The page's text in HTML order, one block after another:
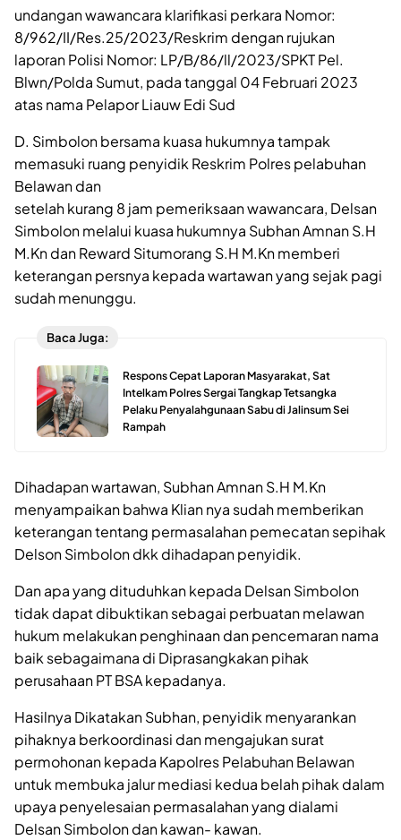
undangan wawancara klarifikasi perkara Nomor:
8/962/II/Res.25/2023/Reskrim dengan rujukan
laporan Polisi Nomor: LP/B/86/ll/2023/SPKT Pel.
Blwn/Polda Sumut, pada tanggal 04 Februari 2023
atas nama Pelapor Liauw Edi Sud
D. Simbolon bersama kuasa hukumnya tampak
memasuki ruang penyidik Reskrim Polres pelabuhan
Belawan dan
setelah kurang 8 jam pemeriksaan wawancara, Delsan
Simbolon melalui kuasa hukumnya Subhan Amnan S.H
M.Kn dan Reward Situmorang S.H M.Kn memberi
keterangan persnya kepada wartawan yang sejak pagi
sudah menunggu.
Baca Juga:
Respons Cepat Laporan Masyarakat, Sat
Intelkam Polres Sergai Tangkap Tetsangka
Pelaku Penyalahgunaan Sabu di Jalinsum Sei
Rampah
Dihadapan wartawan, Subhan Amnan S.H M.Kn
menyampaikan bahwa Klian nya sudah memberikan
keterangan tentang permasalahan pemecatan sepihak
Delson Simbolon dkk dihadapan penyidik.
Dan apa yang dituduhkan kepada Delsan Simbolon
tidak dapat dibuktikan sebagai perbuatan melawan
hukum melakukan penghinaan dan pencemaran nama
baik sebagaimana di Diprasangkakan pihak
perusahaan PT BSA kepadanya.
Hasilnya Dikatakan Subhan, penyidik menyarankan
pihaknya berkoordinasi dan mengajukan surat
permohonan kepada Kapolres Pelabuhan Belawan
untuk membuka jalur mediasi kedua belah pihak dalam
upaya penyelesaian permasalahan yang dialami
Delsan Simbolon dan kawan- kawan.